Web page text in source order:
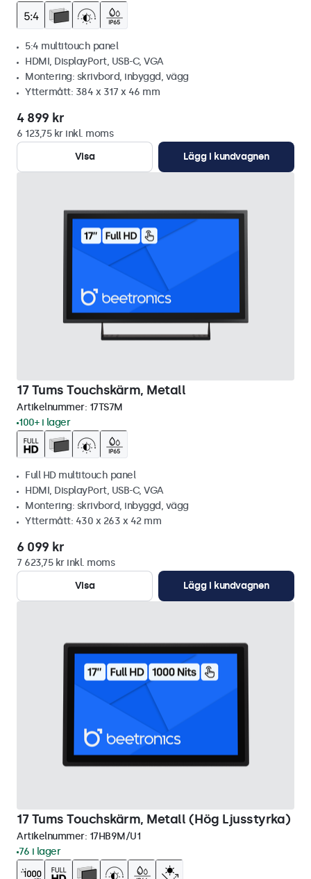
5:4 multitouch panel
HDMI, DisplayPort, USB-C, VGA
Montering: skrivbord, inbyggd, vägg
Yttermått: 384 x 317 x 46 mm
4 899 kr
6 123,75 kr inkl. moms
Visa
Lägg i kundvagnen
17 Tums Touchskärm, Metall
Artikelnummer: 17TS7M
100+ i lager
Full HD multitouch panel
HDMI, DisplayPort, USB-C, VGA
Montering: skrivbord, inbyggd, vägg
Yttermått: 430 x 263 x 42 mm
6 099 kr
7 623,75 kr inkl. moms
Visa
Lägg i kundvagnen
17 Tums Touchskärm, Metall (Hög Ljusstyrka)
Artikelnummer: 17HB9M/U1
76 i lager